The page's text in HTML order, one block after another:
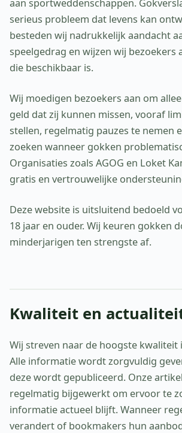
aan sportweddenschappen.
serieus probleem dat levens kan
besteden wij nadrukkelijk aandacht
speelgedrag en wijzen wij bezoekers
die beschikbaar is.
Wij moedigen bezoekers aan om
geld dat zij kunnen missen, vooraf
stellen, regelmatig pauzes te nemen
zoeken wanneer gokken
Organisaties zoals AGOG en Loket
gratis en vertrouwelijke
Deze website is uitsluitend bedoeld
18 jaar en ouder. Wij keuren gokken
minderjarigen ten strengste af.
Kwaliteit en
Wij streven naar de hoogste kwaliteit
Alle informatie wordt zorgvuldig
deze wordt gepubliceerd. Onze
regelmatig bijgewerkt om ervoor te
informatie actueel blijft. Wanneer
verandert of bookmakers hun